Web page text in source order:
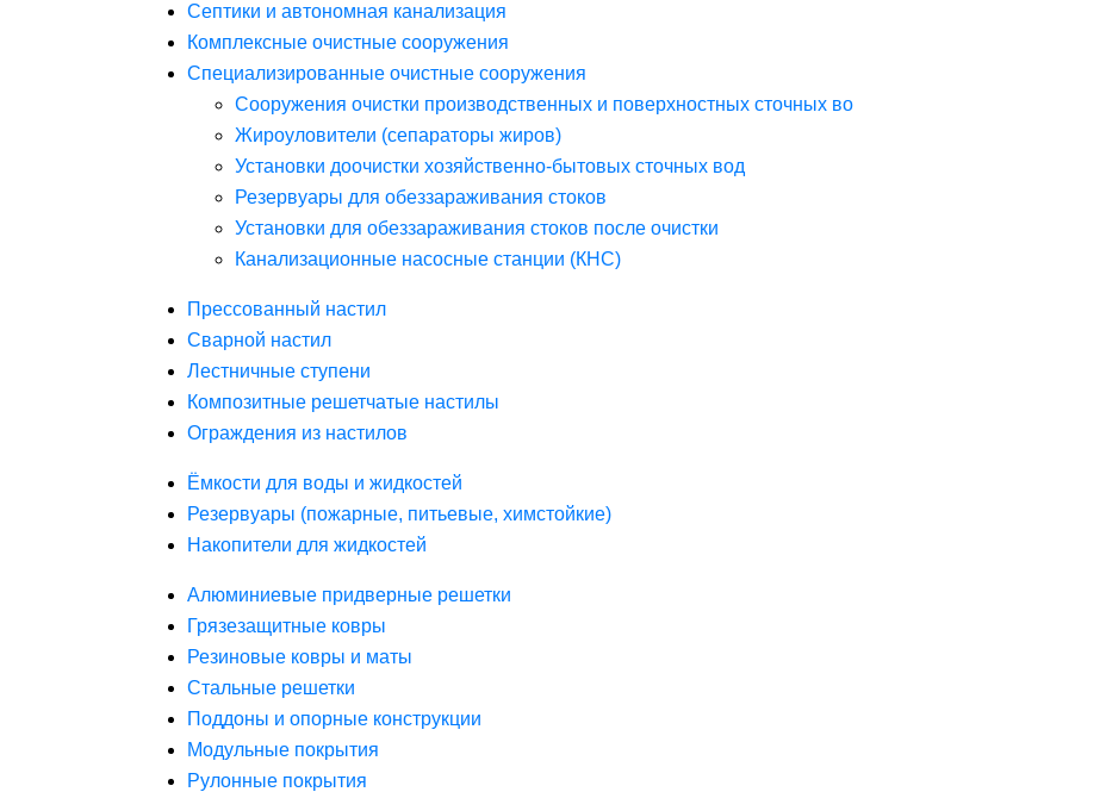
Септики и автономная канализация
Комплексные очистные сооружения
Специализированные очистные сооружения
Сооружения очистки производственных и поверхностных сточных во
Жироуловители (сепараторы жиров)
Установки доочистки хозяйственно-бытовых сточных вод
Резервуары для обеззараживания стоков
Установки для обеззараживания стоков после очистки
Канализационные насосные станции (КНС)
Прессованный настил
Сварной настил
Лестничные ступени
Композитные решетчатые настилы
Ограждения из настилов
Ёмкости для воды и жидкостей
Резервуары (пожарные, питьевые, химстойкие)
Накопители для жидкостей
Алюминиевые придверные решетки
Грязезащитные ковры
Резиновые ковры и маты
Стальные решетки
Поддоны и опорные конструкции
Модульные покрытия
Рулонные покрытия